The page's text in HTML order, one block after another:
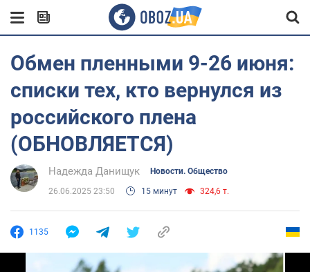
Обмен пленными 9-26 июня:
списки тех, кто вернулся из
российского плена
(ОБНОВЛЯЕТСЯ)
Надежда Данищук Новости. Общество
26.06.2025 23:50 15 минут 324,6 т.
1135